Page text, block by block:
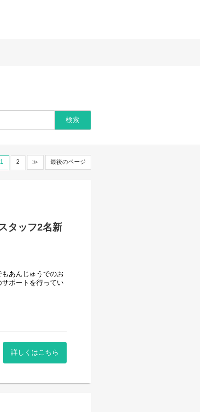
1 2 ≫ 最後のページ
タッフ2名新
あんじゅうでのお
ポートを行ってい
かり知識や経験を
ます。
詳しくはこちら